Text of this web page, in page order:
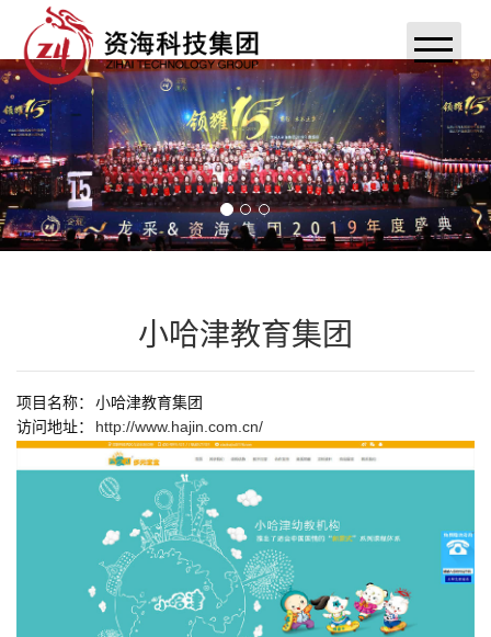
首页
关于资海
新闻动态
案例展示
小程序定制开发
资海分销系统
APP定制开发
高端定制网站
小哈津教育集团
项目名称：
小哈津教育集团
访问地址：
http://www.hajin.com.cn/